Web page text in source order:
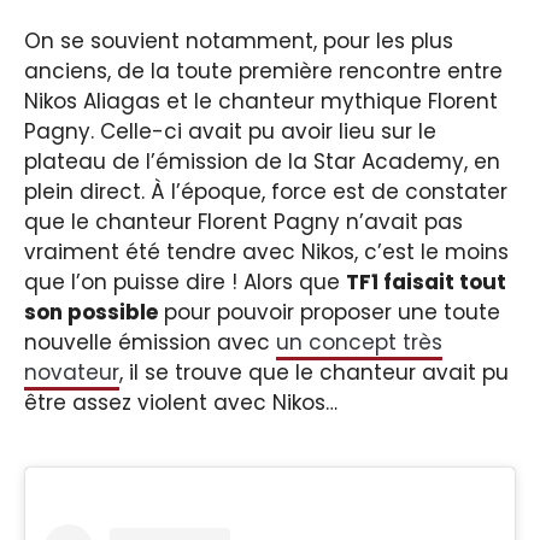
On se souvient notamment, pour les plus
anciens, de la toute première rencontre entre
Nikos Aliagas et le chanteur mythique Florent
Pagny. Celle-ci avait pu avoir lieu sur le
plateau de l’émission de la Star Academy, en
plein direct. À l’époque, force est de constater
que le chanteur Florent Pagny n’avait pas
vraiment été tendre avec Nikos, c’est le moins
que l’on puisse dire ! Alors que TF1 faisait tout
son possible pour pouvoir proposer une toute
nouvelle émission avec un concept très
novateur, il se trouve que le chanteur avait pu
être assez violent avec Nikos…